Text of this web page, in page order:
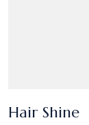
Hair Shine